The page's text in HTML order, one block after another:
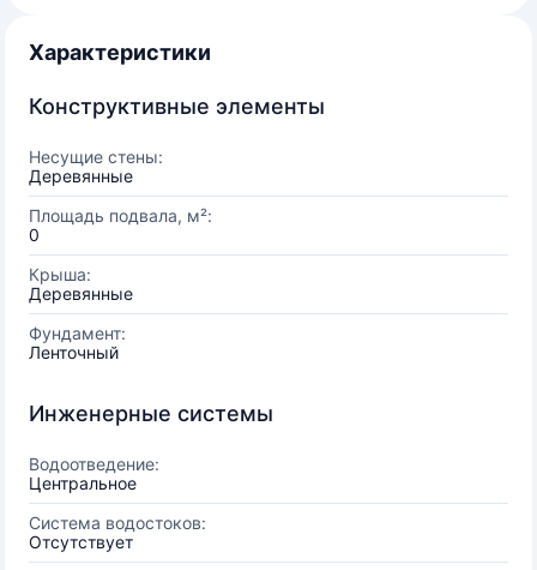
Характеристики
Конструктивные элементы
Несущие стены:
Деревянные
Площадь подвала, м²:
0
Крыша:
Деревянные
Фундамент:
Ленточный
Инженерные системы
Водоотведение:
Центральное
Система водостоков:
Отсутствует